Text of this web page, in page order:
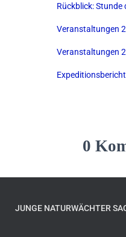
Rückblick: Stunde
Veranstaltungen
Veranstaltungen
0
JUNGE NATURWÄCHTER